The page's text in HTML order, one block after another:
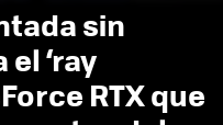
sin
‘ray
RTX que